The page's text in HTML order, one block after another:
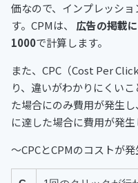
価なので、インプレッシ
す。CPMは、
広告の掲載
1000で計算します。
また、CPC（Cost Per
り、違いがわかりにくい
た場合にのみ費用が発生
に達した場合に費用が発生
〜CPCとCPMのコストが